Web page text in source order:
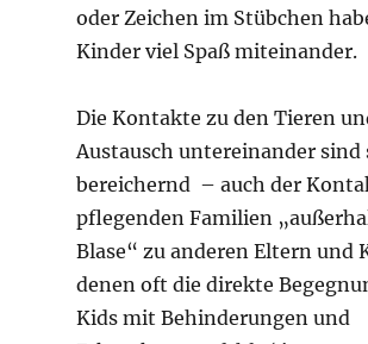
oder Zeichen im Stübchen
Kinder viel Spaß miteinander.
Die Kontakte zu den Tieren
Austausch untereinander sind
bereichernd – auch der
pflegenden Familien
Blase“ zu anderen Eltern und
denen oft die direkte
Kids mit Behinderungen und